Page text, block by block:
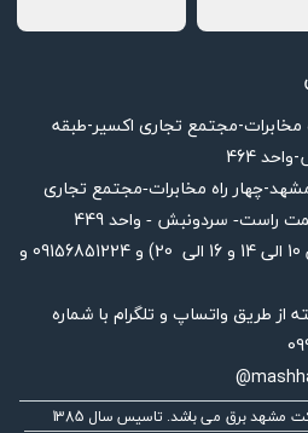
مجتمع تجاری اکسیر-طبقه
464
چهار راه مخابرات-مجتمع تجاری
راست- سردونبش - واحد 449
تلفن 05136622180 ( 4خط - تماس 10 الی 14 و 16 الی 20) و 09156851224 و
و پشتیبانی 24 ساعته از طریق واتساپ و تلگرام با شماره
مشهد برق می باشد. تاسیس سال 1385